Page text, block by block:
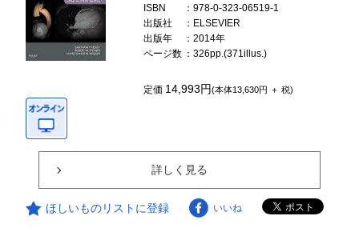
ISBN
：978-0-323-06519-1
出版社
：ELSEVIER
出版年
：2014年
ページ数 ：326pp.(371illus.)
定価 14,993円(本体13,630円 ＋ 税)
詳しく見る
ほしいものリストに登録 いいね